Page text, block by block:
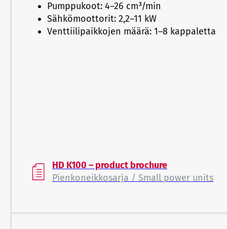
Pumppukoot: 4–26 cm³/min
Sähkömoottorit: 2,2–11 kW
Venttiilipaikkojen määrä: 1–8 kappaletta
HD K100 – product brochure
Pienkoneikkosarja / Small power units